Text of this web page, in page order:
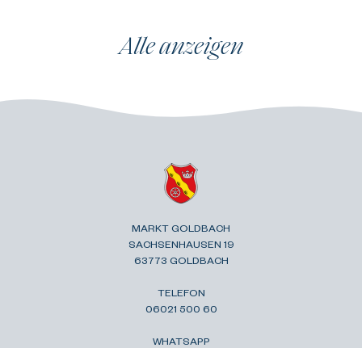
Alle anzeigen
MARKT GOLDBACH
SACHSENHAUSEN 19
63773 GOLDBACH
TELEFON
06021 500 60
WHATSAPP